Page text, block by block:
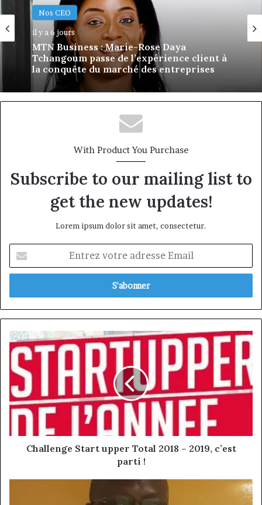
Nos CEO
il y a 6 jours
MTN Business : Marie-Rose Daya
Tchangoum passe de l’expérience client à
la conquête du marché des entreprises
Nos CEO
il y a 1 semaine
Afri Insurance et AfriLife Insurance :
Philippe Kanga nommé Directeur
Norbert Ngniwake
With Product You Purchase
Subscribe to our mailing list to
get the new updates!
Lorem ipsum dolor sit amet, consectetur.
votre
adresse
Challenge
Start
upper
Total
2018
–
2019,
parti
Challenge Start upper Total 2018 – 2019, c’est
parti !